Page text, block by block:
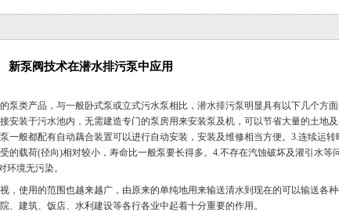
新泵阀技术在潜水排污泵中应用
类产品，与一般卧式泵或立式污水泵相比，潜水排污泵明显具有以下几个方面
安装于污水池内，无需建造专门的泵房用来安装泵及机，可以节省大量的土地
一般都配有自动藕合装置可以进行自动安装，安装及维修相当方便。3.连续运转
的载荷(径向)相对较小，寿命比一般泵要长得多。4.不存在汽蚀破坏及灌引水等
境无污染。
使用的范围也越来越广，由原来的单纯地用来输送清水到现在的可以输送各
建筑、饭店、水利建设等各行各业中起着十分重要的作用。